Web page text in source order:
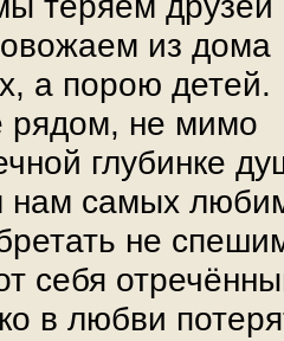
из дома
а порою детей.
рядом, не мимо
глубинке
нам самых
не
себя
в любви